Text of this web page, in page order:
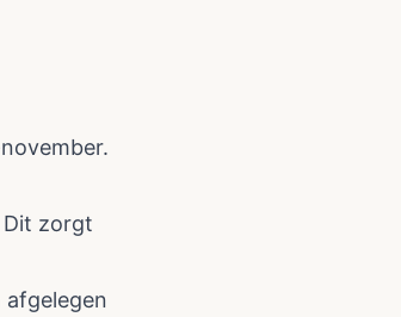
Dit zorgt
afgelegen